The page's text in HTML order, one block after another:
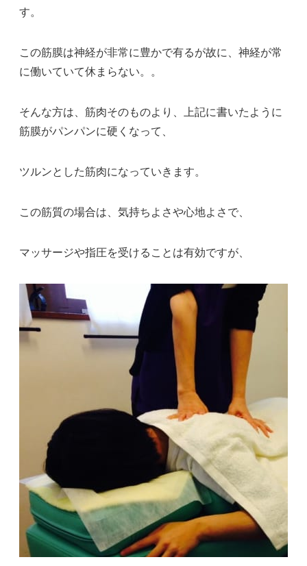
す。
この筋膜は神経が非常に豊かで有るが故に、神経が常
に働いていて休まらない。。
そんな方は、筋肉そのものより、上記に書いたように
筋膜がパンパンに硬くなって、
ツルンとした筋肉になっていきます。
この筋質の場合は、気持ちよさや心地よさで、
マッサージや指圧を受けることは有効ですが、